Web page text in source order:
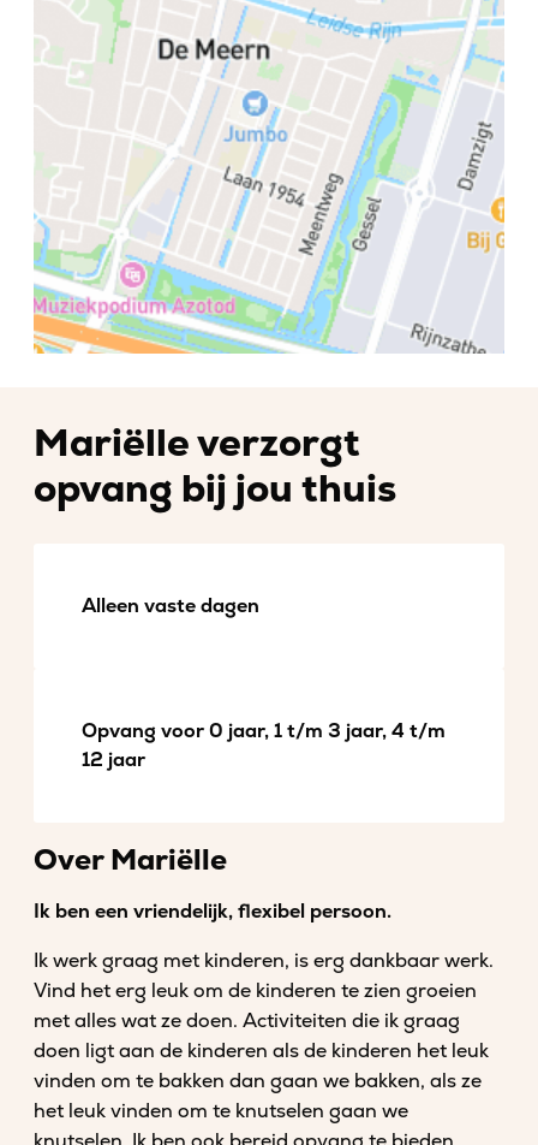
Mariëlle verzorgt
opvang bij jou thuis
Alleen vaste dagen
Opvang voor 0 jaar, 1 t/m 3 jaar, 4 t/m
12 jaar
Over Mariëlle
Ik ben een vriendelijk, flexibel persoon.
Ik werk graag met kinderen, is erg dankbaar werk.
Vind het erg leuk om de kinderen te zien groeien
met alles wat ze doen. Activiteiten die ik graag
doen ligt aan de kinderen als de kinderen het leuk
vinden om te bakken dan gaan we bakken, als ze
het leuk vinden om te knutselen gaan we